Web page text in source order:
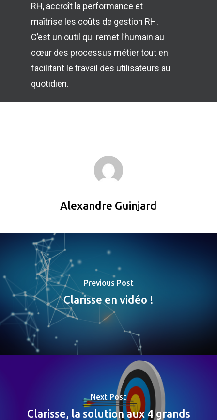
RH, accroît la performance et
maîtrise les coûts de gestion RH.
C’est un outil qui remet l’humain au
cœur des processus métier tout en
facilitant le travail des utilisateurs au
quotidien.
Alexandre Guinjard
Previous Post
Clarisse en vidéo !
Next Post
Clarisse, la solution aux 4 grands